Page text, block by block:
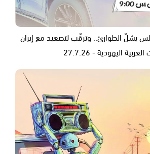
يشلّ الطوارئ.. وترقّب لتصعيد مع إيران
اليهودية - 27.7.26